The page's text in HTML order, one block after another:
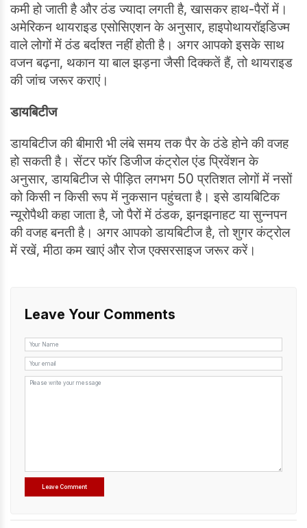
कमी हो जाती है और ठंड ज्यादा लगती है, खासकर हाथ-पैरों में।
अमेरिकन थायराइड एसोसिएशन के अनुसार, हाइपोथायरॉइडिज्म
वाले लोगों में ठंड बर्दाश्त नहीं होती है। अगर आपको इसके साथ
वजन बढ़ना, थकान या बाल झड़ना जैसी दिक्कतें हैं, तो थायराइड
की जांच जरूर कराएं।
डायबिटीज
डायबिटीज की बीमारी भी लंबे समय तक पैर के ठंडे होने की वजह
हो सकती है। सेंटर फॉर डिजीज कंट्रोल एंड प्रिवेंशन के
अनुसार, डायबिटीज से पीड़ित लगभग 50 प्रतिशत लोगों में नसों
को किसी न किसी रूप में नुकसान पहुंचता है। इसे डायबिटिक
न्यूरोपैथी कहा जाता है, जो पैरों में ठंडक, झनझनाहट या सुन्नपन
की वजह बनती है। अगर आपको डायबिटीज है, तो शुगर कंट्रोल
में रखें, मीठा कम खाएं और रोज एक्सरसाइज जरूर करें।
Leave Your Comments